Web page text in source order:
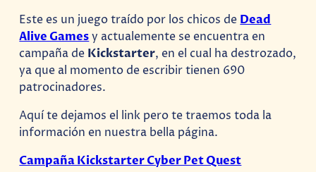
Este es un juego traído por los chicos de Dead
Alive Gamesy actualemente se encuentra en
campaña de Kickstarter, en el cual ha destrozado,
ya que al momento de escribir tienen 690
patrocinadores.
Aquí te dejamos el link pero te traemos toda la
información en nuestra bella página.
Campaña Kickstarter Cyber Pet Quest